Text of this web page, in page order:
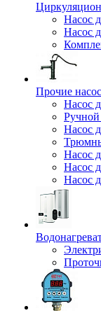
Насос
Насос
Прочие
Насос
Ручной
Насос
Насос
Насос
Насос